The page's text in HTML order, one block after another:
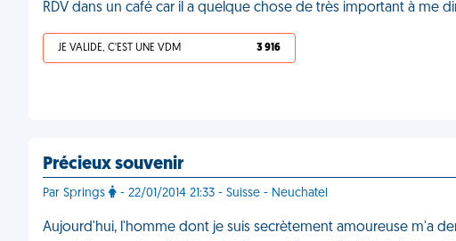
RDV dans un café car il a quelque chose de très important à me
JE VALIDE, C'EST UNE VDM 3 916
Précieux souvenir
Par Springs - 22/01/2014 21:33 - Suisse - Neuchatel
Aujourd'hui, l'homme dont je suis secrètement amoureuse m'a